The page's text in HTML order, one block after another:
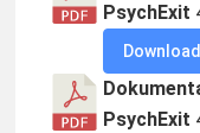
PsychExit
Download
PsychExit